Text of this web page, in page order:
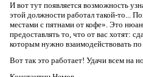
И вот тут появляется возможность
этой должности работал такой-то...
местами с пятнами от кофе». Это
предоставлять то, что от вас хотят:
которым нужно взаимодействовать
Вот так это работает! Удачи всем на